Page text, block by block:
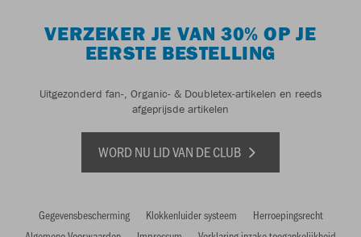
VERZEKER JE VAN 30% OP JE
EERSTE BESTELLING
Uitgezonderd fan-, Organic- & Doubletex-artikelen en reeds
afgeprijsde artikelen
WORD NU LID VAN DE CLUB
Gegevensbescherming Klokkenluider systeem
Herroepingsrecht